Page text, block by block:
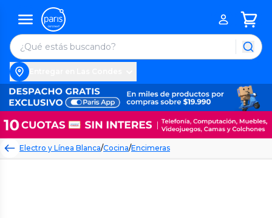
Electro y Línea Blanca/Cocina/Encimeras